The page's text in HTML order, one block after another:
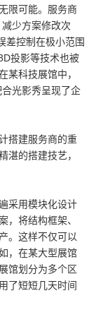
限可能。服务商
少方案修改次
差控制在极小范围
投影等技术也被
某科技展馆中，
光影秀呈现了企
搭建服务商的重
湛的搭建技艺，
采用模块化设计
，将结构框架、
。这样不仅可以
，在某大型展馆
馆划分为多个区
了短短几天时间